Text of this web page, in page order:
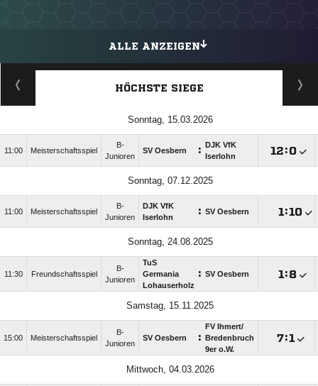
ALLE ANZEIGEN
HÖCHSTE SIEGE
Sonntag, 15.03.2026
11:00 Meisterschaftsspiel
B-
Junioren
SV Oesbern :
DJK VfK
Iserlohn
:
Sonntag, 07.12.2025
11:00 Meisterschaftsspiel
B-
Junioren
DJK VfK
Iserlohn
: SV Oesbern :
Sonntag, 24.08.2025
11:30 Freundschaftsspiel
B-
Junioren
TuS
Germania
Lohauserholz
: SV Oesbern :
Samstag, 15.11.2025
15:00 Meisterschaftsspiel
B-
Junioren
SV Oesbern :
FV Ihmert/​
Bredenbruch
9er o.W.
:
Mittwoch, 04.03.2026